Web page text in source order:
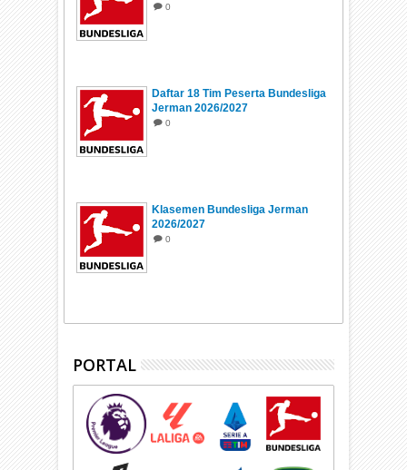
0
Daftar 18 Tim Peserta Bundesliga
Jerman 2026/2027
0
Klasemen Bundesliga Jerman
2026/2027
0
PORTAL